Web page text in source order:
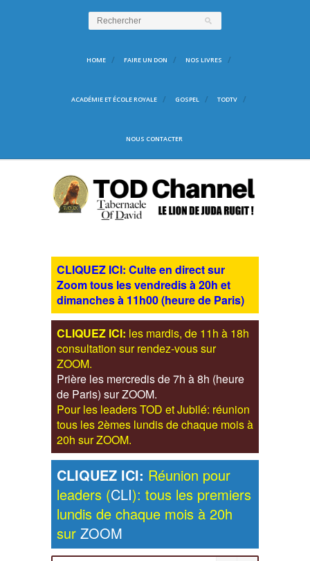
HOME FAIRE UN DON NOS LIVRES
ACADÉMIE ET ÉCOLE ROYALE GOSPEL TODTV
NOUS CONTACTER
CLIQUEZ ICI: Culte en direct sur
Zoom tous les vendredis à 20h et
dimanches à 11h00 (heure de Paris)
CLIQUEZ ICI: les mardis, de 11h à 18h
consultation sur rendez-vous sur
ZOOM.
Prière les mercredis de 7h à 8h (heure
de Paris) sur ZOOM.
Pour les leaders TOD et Jubilé: réunion
tous les 2èmes lundis de chaque mois à
20h sur ZOOM.
CLIQUEZ ICI: Réunion pour
leaders (CLI): tous les premiers
lundis de chaque mois à 20h
sur ZOOM